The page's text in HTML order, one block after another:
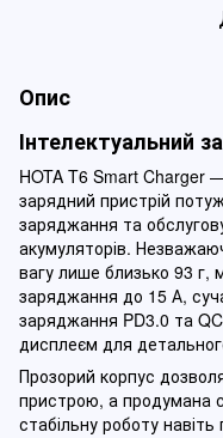
Опис
Інтелектуальний
HOTA T6 Smart Charger
зарядний пристрій
заряджання та
акумуляторів.
вагу лише близько 93 г,
заряджання до 15 А,
заряджання PD3.0 та
дисплеєм для
Прозорий корпус
пристрою, а продумана
стабільну роботу